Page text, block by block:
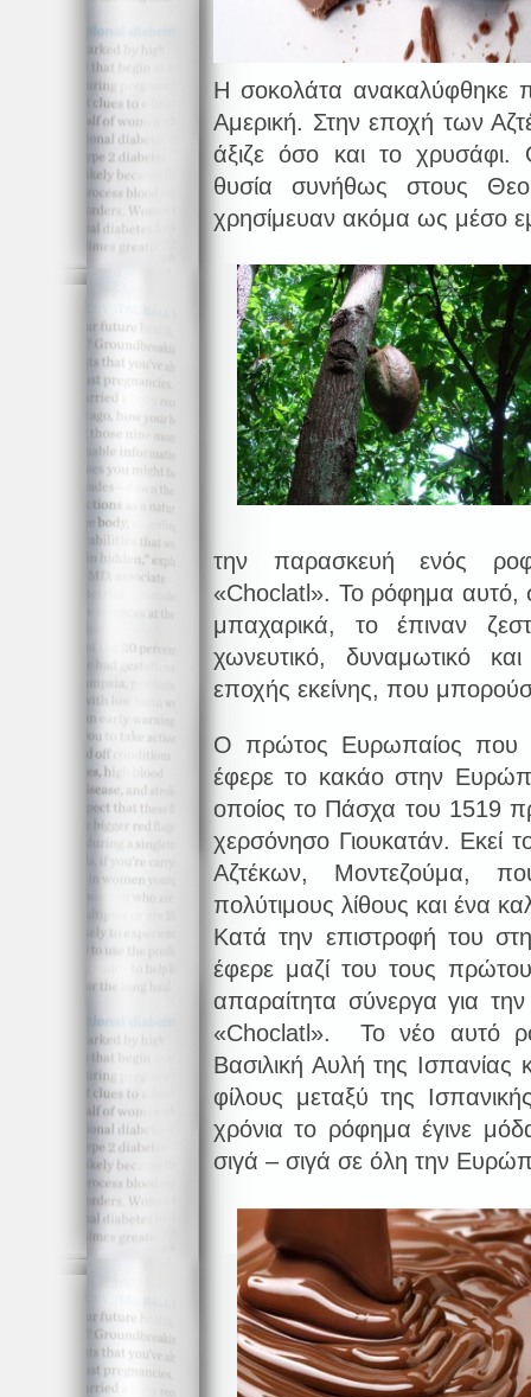
Η σοκολάτα ανακαλύφθηκε
Αμερική. Στην εποχή των
άξιζε όσο και το
θυσία συνήθως στους
χρησίμευαν ακόμα ως μέσο
την παρασκευή ενός
«Choclatl». Το ρόφημα αυτό,
μπαχαρικά, το έπιναν
χωνευτικό, δυναμωτικό
εποχής εκείνης, που
O πρώτος Ευρωπαίος που
έφερε το κακάο στην
οποίος το Πάσχα του 1519
χερσόνησο Γιουκατάν. Εκεί
Αζτέκων, Μοντεζούμα,
πολύτιμους λίθους και ένα
Κατά την επιστροφή του
έφερε μαζί του τους
απαραίτητα σύνεργα για
«Choclatl». Το νέο αυτό
Βασιλική Αυλή της Ισπανίας
φίλους μεταξύ της
χρόνια το ρόφημα έγινε
σιγά – σιγά σε όλη την